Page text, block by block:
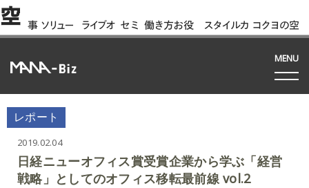
空 事
例
ソリュー
ション
ライブオ
フィス
セミ
ナー
働き方お役
立ち資料
スタイルカ
タログ
コクヨの空
間って!?
MENU
レポート
2019.02.04
日経ニューオフィス賞受賞企業から学ぶ「経営
戦略」としてのオフィス移転最前線 vol.2